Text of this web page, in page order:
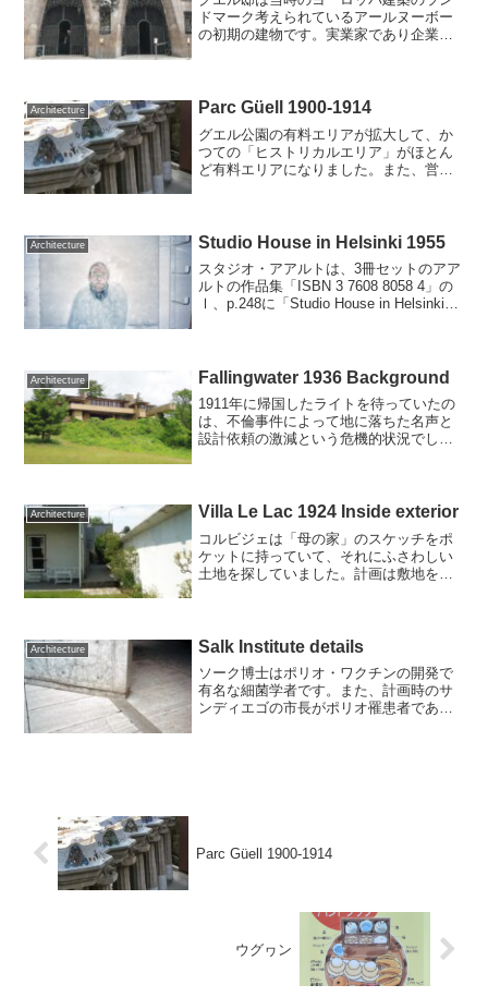
ドマーク考えられているアールヌーボー
の初期の建物です。実業家であり企業家
ランブラ）、ランカスター...
Architecture Parc Güell 1900-1914
グエル公園の有料エリアが拡大して、か
つての「ヒストリカルエリア」がほとん
ど有料エリアになりました。また、営業
この「有料エリ...
Architecture Studio House in Helsinki 1955
スタジオ・アアルトは、3冊セットのアア
ルトの作品集「ISBN 3 7608 8058 4」の
Ⅰ、p.248に「Studio House in Helsinki」
Architecture Fallingwater 1936 Background
1911年に帰国したライトを待っていたの
は、不倫事件によって地に落ちた名声と
設計依頼の激減という危機的状況でし
ィスコンシン州スプリン...
Architecture Villa Le Lac 1924 Inside exterior
コルビジェは「母の家」のスケッチをポ
ケットに持っていて、それにふさわしい
土地を探していました。計画は敷地をロ
れにぴったりの、世界でた...
Architecture Salk Institute details
ソーク博士はポリオ・ワクチンの開発で
有名な細菌学者です。また、計画時のサ
ンディエゴの市長がポリオ罹患者であっ
Parc Güell 1900-1914
ウグヮン